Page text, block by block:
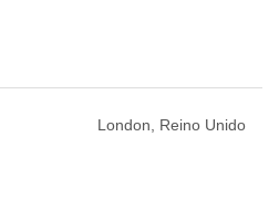
London, Reino Unido